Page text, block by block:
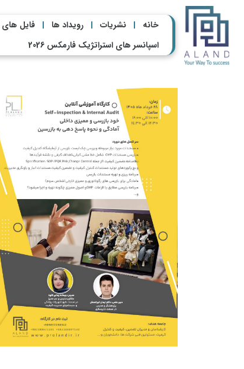
خانه نشریات رویداد ها فایل
اسپانسر های استراتژیک فارمکس 2026